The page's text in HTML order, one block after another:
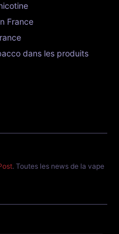
France
dans les produits
. Toutes les news de la vape